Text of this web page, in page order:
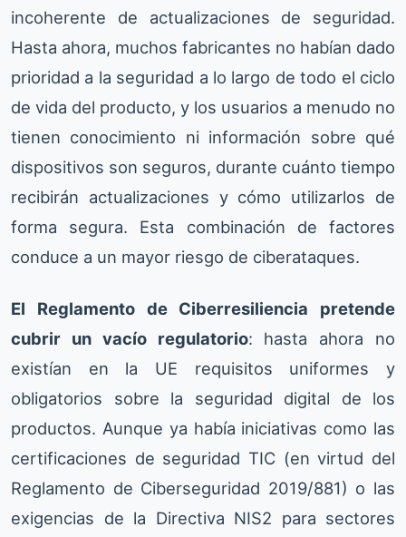
incoherente de actualizaciones de seguridad.
Hasta ahora, muchos fabricantes no habían dado
prioridad a la seguridad a lo largo de todo el ciclo
de vida del producto, y los usuarios a menudo no
tienen conocimiento ni información sobre qué
dispositivos son seguros, durante cuánto tiempo
recibirán actualizaciones y cómo utilizarlos de
forma segura. Esta combinación de factores
conduce a un mayor riesgo de ciberataques.
El Reglamento de Ciberresiliencia pretende
cubrir un vacío regulatorio: hasta ahora no
existían en la UE requisitos uniformes y
obligatorios sobre la seguridad digital de los
productos. Aunque ya había iniciativas como las
certificaciones de seguridad TIC (en virtud del
Reglamento de Ciberseguridad 2019/881) o las
exigencias de la Directiva NIS2 para sectores